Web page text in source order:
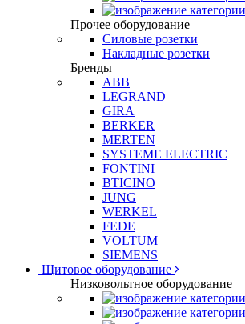
Прочее оборудование
Силовые розетки
Накладные розетки
Бренды
ABB
LEGRAND
GIRA
BERKER
MERTEN
SYSTEME ELECTRIC
FONTINI
BTICINO
JUNG
WERKEL
FEDE
VOLTUM
SIEMENS
Щитовое оборудование
Низковольтное оборудование